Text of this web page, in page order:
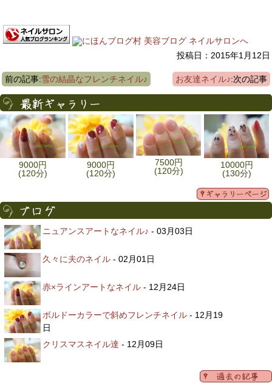
投稿日：2015年1月12日
前の記事:雪の結晶なフレンチネイル♪ お友達ネイル♪:次の記事
9000円
(120分)
9000円
(120分)
7500円
(120分)
10000円
(130分)
ニュアンスアートなネイル♪ - 03月03日
久々に夫のネイル - 02月01日
赤×ラインアートなネイル - 12月24日
ボルドーカラーで斜めフレンチネイル - 12月19
日
クリスマスネイル達 - 12月09日